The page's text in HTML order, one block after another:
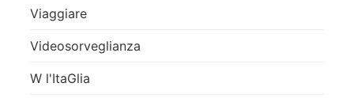
Viaggiare
Videosorveglianza
W l'ItaGlia